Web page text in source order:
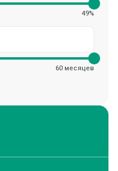
49%
60 месяцев